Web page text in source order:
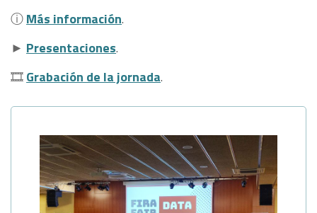
ⓘMás información.
► Presentaciones.
🎞Grabación de la jornada.